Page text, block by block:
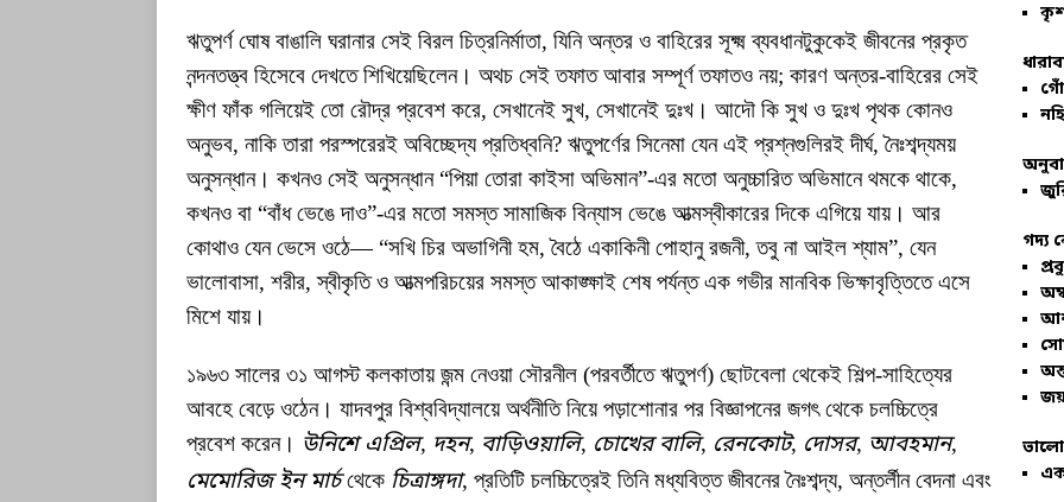
ঋতুপর্ণ ঘোষ বাঙালি ঘরানার সেই বিরল চিত্রনির্মাতা, যিনি অন্তর ও বাহিরের সূক্ষ্ম ব্যবধানটুকুকেই জীবনের প্রকৃত
নন্দনতত্ত্ব হিসেবে দেখতে শিখিয়েছিলেন। অথচ সেই তফাত আবার সম্পূর্ণ তফাতও নয়; কারণ অন্তর-বাহিরের সেই
ক্ষীণ ফাঁক গলিয়েই তো রৌদ্র প্রবেশ করে, সেখানেই সুখ, সেখানেই দুঃখ। আদৌ কি সুখ ও দুঃখ পৃথক কোনও
অনুভব, নাকি তারা পরস্পরেরই অবিচ্ছেদ্য প্রতিধ্বনি? ঋতুপর্ণের সিনেমা যেন এই প্রশ্নগুলিরই দীর্ঘ, নৈঃশব্দ্যময়
অনুসন্ধান। কখনও সেই অনুসন্ধান “পিয়া তোরা কাইসা অভিমান”-এর মতো অনুচ্চারিত অভিমানে থমকে থাকে,
কখনও বা “বাঁধ ভেঙে দাও”-এর মতো সমস্ত সামাজিক বিন্যাস ভেঙে আত্মস্বীকারের দিকে এগিয়ে যায়। আর
কোথাও যেন ভেসে ওঠে— “সখি চির অভাগিনী হম, বৈঠে একাকিনী পোহানু রজনী, তবু না আইল শ্যাম”, যেন
ভালোবাসা, শরীর, স্বীকৃতি ও আত্মপরিচয়ের সমস্ত আকাঙ্ক্ষাই শেষ পর্যন্ত এক গভীর মানবিক ভিক্ষাবৃত্তিতে এসে
মিশে যায়।
১৯৬৩ সালের ৩১ আগস্ট কলকাতায় জন্ম নেওয়া সৌরনীল (পরবর্তীতে ঋতুপর্ণ) ছোটবেলা থেকেই শিল্প-সাহিত্যের
আবহে বেড়ে ওঠেন। যাদবপুর বিশ্ববিদ্যালয়ে অর্থনীতি নিয়ে পড়াশোনার পর বিজ্ঞাপনের জগৎ থেকে চলচ্চিত্রে
প্রবেশ করেন। উনিশে এপ্রিল, দহন, বাড়িওয়ালি, চোখের বালি, রেনকোট, দোসর, আবহমান,
মেমোরিজ ইন মার্চথেকে চিত্রাঙ্গদা, প্রতিটি চলচ্চিত্রেই তিনি মধ্যবিত্ত জীবনের নৈঃশব্দ্য, অন্তর্লীন বেদনা এবং
গদ্য